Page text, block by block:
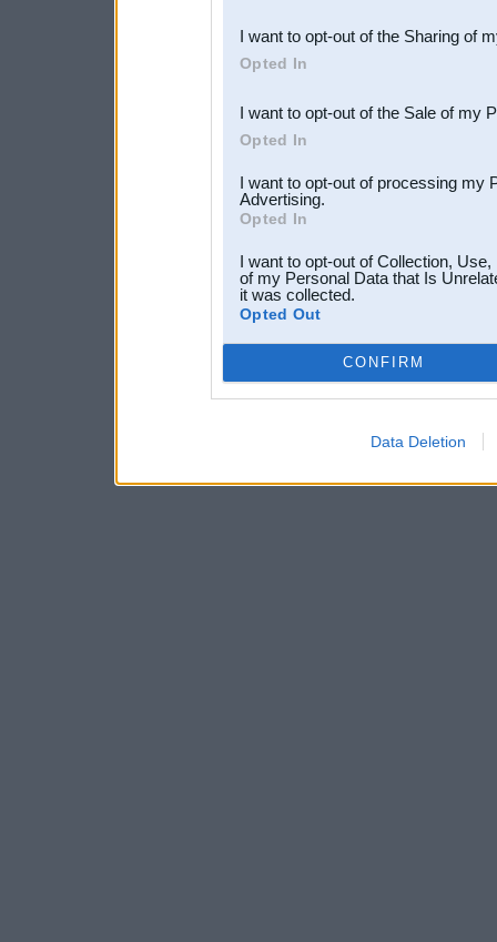
Downstream Participants
third parties.
I want to opt-out of the Sharing of
Opted In
I want to opt-out of the Sale of my
Opted In
I want to opt-out of processing my
Advertising.
Opted In
I want to opt-out of Collection,
of my Personal Data that Is
it was collected.
Opted Out
CONFIRM
Data Deletion